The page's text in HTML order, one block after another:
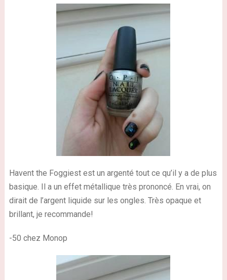
Havent the Foggiest est un argenté tout ce qu’il y a de plus
basique. Il a un effet métallique très prononcé. En vrai, on
dirait de l’argent liquide sur les ongles. Très opaque et
brillant, je recommande!
-50 chez Monop